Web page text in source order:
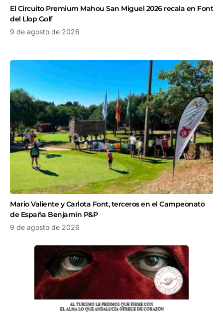
El Circuito Premium Mahou San Miguel 2026 recala en Font
del Llop Golf
9 de agosto de 2026
Mario Valiente y Carlota Font, terceros en el Campeonato
de España Benjamín P&P
9 de agosto de 2026